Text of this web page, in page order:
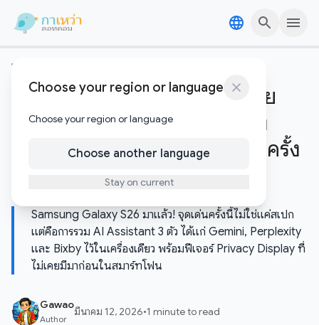
Choose your region or language
Choose your region or language
Choose another language
Stay on current
ข่าวไอทีและเทคโนโลยี
Samsung Galaxy S26 วางขาย
แล้ว! มาพร้อม AI 3 ตัวในเครื่อง
เดียว และจอ Privacy Display ครั้ง
Samsung Galaxy S26 มาแล้ว! จุดเด่นครั้งนี้ไม่ใช่แค่สเปก
แต่คือการรวม AI Assistant 3 ตัว ได้แก่ Gemini, Perplexity
และ Bixby ไว้ในเครื่องเดียว พร้อมฟีเจอร์ Privacy Display ที่
ไม่เคยมีมาก่อนในสมาร์ทโฟน
Gawao
Author
มีนาคม 12, 2026•1 minute to read